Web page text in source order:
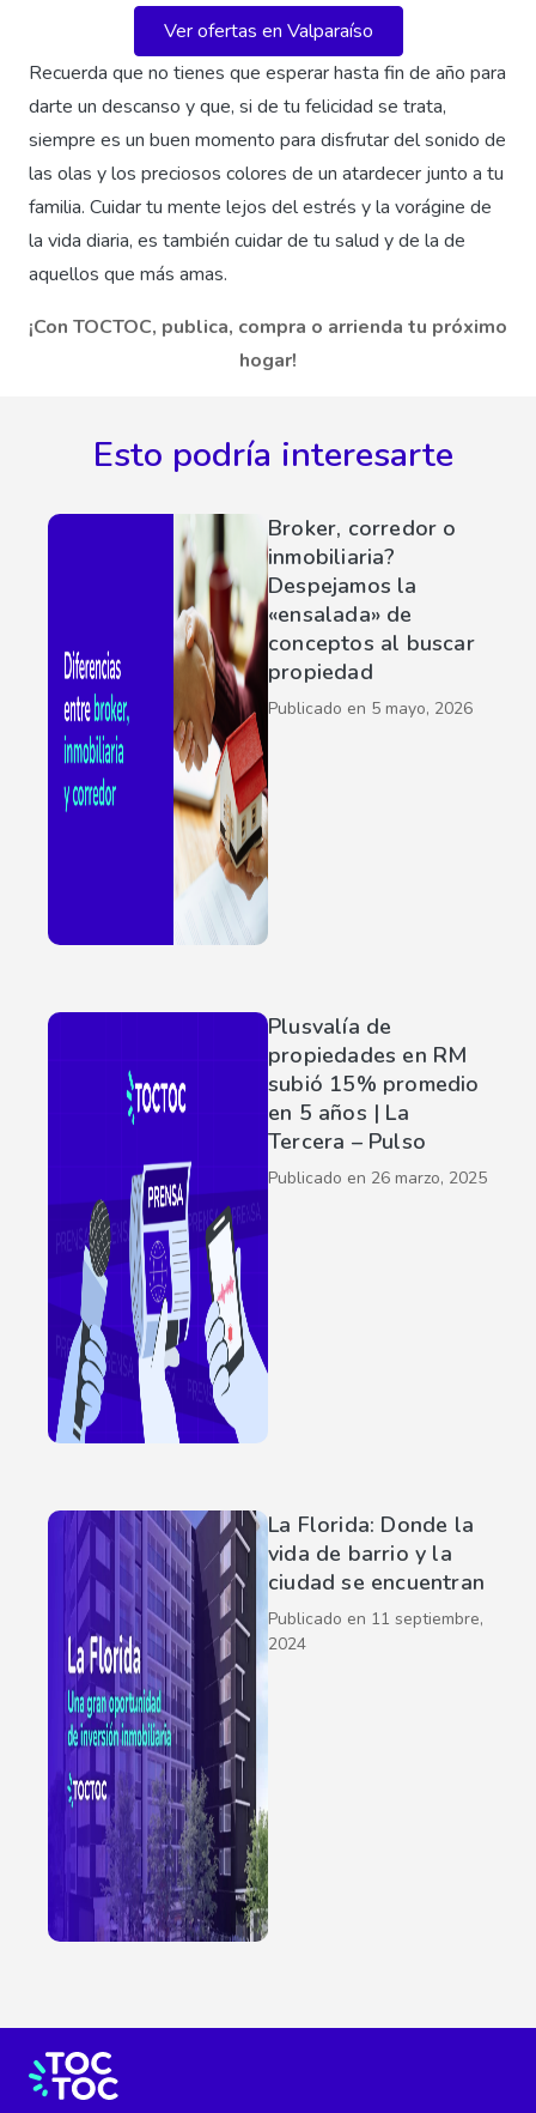
Ver ofertas en Valparaíso
Recuerda que no tienes que esperar hasta fin de año para
darte un descanso y que, si de tu felicidad se trata,
siempre es un buen momento para disfrutar del sonido de
las olas y los preciosos colores de un atardecer junto a tu
familia. Cuidar tu mente lejos del estrés y la vorágine de
la vida diaria, es también cuidar de tu salud y de la de
aquellos que más amas.
¡Con TOCTOC, publica, compra o arrienda tu próximo
hogar!
Esto podría interesarte
Broker, corredor o
inmobiliaria?
Despejamos la
«ensalada» de
conceptos al buscar
propiedad
Publicado en 5 mayo, 2026
Plusvalía de
propiedades en RM
subió 15% promedio
en 5 años | La
Tercera – Pulso
Publicado en 26 marzo, 2025
La Florida: Donde la
vida de barrio y la
ciudad se encuentran
Publicado en 11 septiembre,
2024